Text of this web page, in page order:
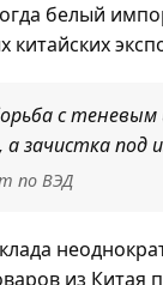
белый
китайских
с
а зачистка под
по ВЭД
из Китая